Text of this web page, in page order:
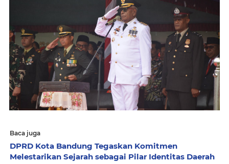
Baca juga
DPRD Kota Bandung Tegaskan Komitmen
Melestarikan Sejarah sebagai Pilar Identitas Daerah